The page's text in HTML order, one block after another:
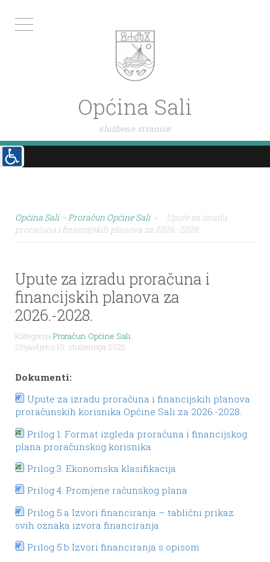
Općina Sali
službene stranice
Općina Sali > Proračun Općine Sali >
Upute za izradu
proračuna i financijskih planova za 2026.-2028.
Upute za izradu proračuna i
financijskih planova za
2026.-2028.
KategorijaProračun Općine Sali,
Objavljeno 10. studenoga 2025.
Dokumenti:
Upute za izradu proračuna i financijskih planova
proračunskih korisnika Općine Sali za 2026.-2028.
Prilog 1. Format izgleda proračuna i financijskog
plana proračunskog korisnika
Prilog 3. Ekonomska klasifikacija
Prilog 4. Promjene računskog plana
Prilog 5.a Izvori financiranja – tablični prikaz
svih oznaka izvora financiranja
Prilog 5.b Izvori financiranja s opisom